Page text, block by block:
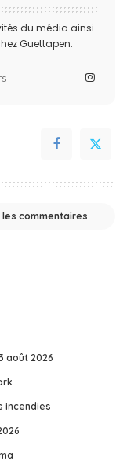
du média ainsi
Guettapen.
les commentaires
août 2026
incendies